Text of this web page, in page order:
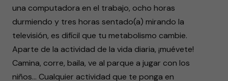
una computadora en el trabajo, ocho horas
durmiendo y tres horas sentado(a) mirando la
televisión, es difícil que tu metabolismo cambie.
Aparte de la actividad de la vida diaria, ¡muévete!
Camina, corre, baila, ve al parque a jugar con los
niños… Cualquier actividad que te ponga en